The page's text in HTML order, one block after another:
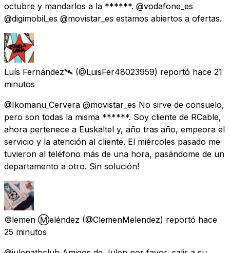
octubre y mandarlos a la ******. @vodafone_es
@digimobil_es @movistar_es estamos abiertos a ofertas.
Luís Fernández🛰️ (@LuisFer48023959) reportó hace 21
minutos
@Ikomanu_Cervera @movistar_es No sirve de consuelo,
pero son todas la misma ******. Soy cliente de RCable,
ahora pertenece a Euskaltel y, año tras año, empeora el
servicio y la atención al cliente. El miércoles pasado me
tuvieron al teléfono más de una hora, pasándome de un
departamento a otro. Sin solución!
©️lemen Ⓜ️eléndez (@ClemenMelendez) reportó hace
25 minutos